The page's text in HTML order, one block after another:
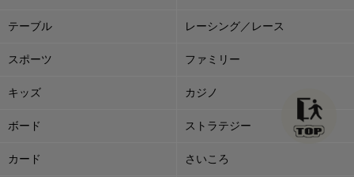
テーブル レーシング／レース
スポーツ ファミリー
キッズ カジノ
ボード ストラテジー
カード さいころ